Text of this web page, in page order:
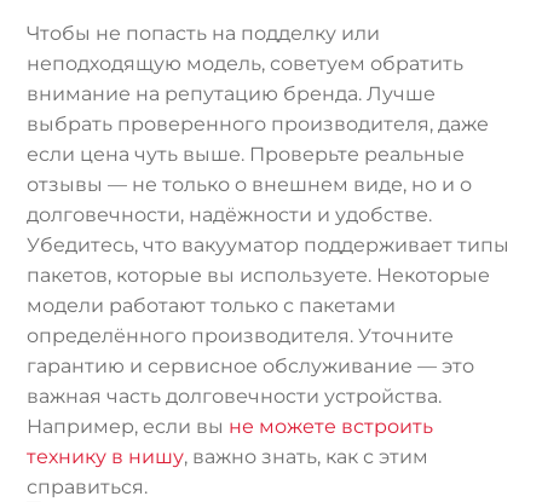
Чтобы не попасть на подделку или
неподходящую модель, советуем обратить
внимание на репутацию бренда. Лучше
выбрать проверенного производителя, даже
если цена чуть выше. Проверьте реальные
отзывы — не только о внешнем виде, но и о
долговечности, надёжности и удобстве.
Убедитесь, что вакууматор поддерживает типы
пакетов, которые вы используете. Некоторые
модели работают только с пакетами
определённого производителя. Уточните
гарантию и сервисное обслуживание — это
важная часть долговечности устройства.
Например, если вы не можете встроить
технику в нишу, важно знать, как с этим
справиться.